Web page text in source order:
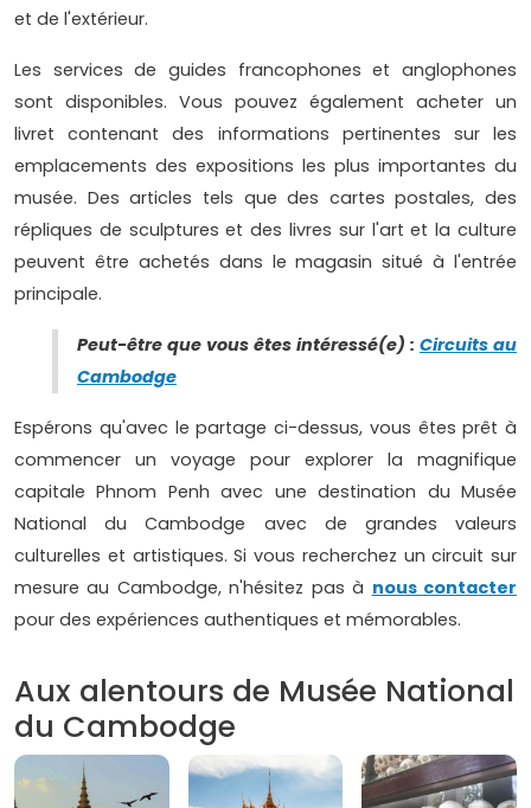
et de l'extérieur.
Les services de guides francophones et anglophones
sont disponibles. Vous pouvez également acheter un
livret contenant des informations pertinentes sur les
emplacements des expositions les plus importantes du
musée. Des articles tels que des cartes postales, des
répliques de sculptures et des livres sur l'art et la culture
peuvent être achetés dans le magasin situé à l'entrée
principale.
Peut-être que vous êtes intéressé(e) : Circuits au
Cambodge
Espérons qu'avec le partage ci-dessus, vous êtes prêt à
commencer un voyage pour explorer la magnifique
capitale Phnom Penh avec une destination du Musée
National du Cambodge avec de grandes valeurs
culturelles et artistiques. Si vous recherchez un circuit sur
mesure au Cambodge, n'hésitez pas à nous contacter
pour des expériences authentiques et mémorables.
Aux alentours de Musée National
du Cambodge